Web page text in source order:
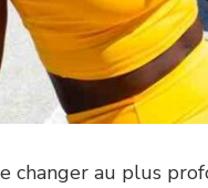
changer au plus